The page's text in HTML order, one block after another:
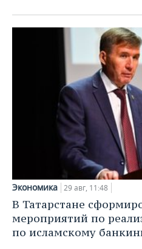
Экономика 29 авг, 11:48
В Татарстане
мероприятий по
по исламскому